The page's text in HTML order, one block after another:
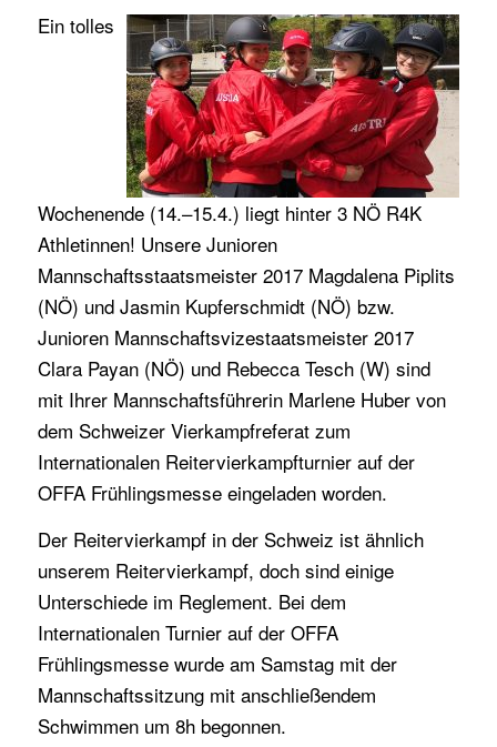
Ein tolles
Wochenende (14.–15.4.) liegt hinter 3 NÖ R4K
Athletinnen! Unsere Junioren
Mannschaftsstaatsmeister 2017 Magdalena Piplits
(NÖ) und Jasmin Kupferschmidt (NÖ) bzw.
Junioren Mannschaftsvizestaatsmeister 2017
Clara Payan (NÖ) und Rebecca Tesch (W) sind
mit Ihrer Mannschaftsführerin Marlene Huber von
dem Schweizer Vierkampfreferat zum
Internationalen Reitervierkampfturnier auf der
OFFA Frühlingsmesse eingeladen worden.
Der Reitervierkampf in der Schweiz ist ähnlich
unserem Reitervierkampf, doch sind einige
Unterschiede im Reglement. Bei dem
Internationalen Turnier auf der OFFA
Frühlingsmesse wurde am Samstag mit der
Mannschaftssitzung mit anschließendem
Schwimmen um 8h begonnen.